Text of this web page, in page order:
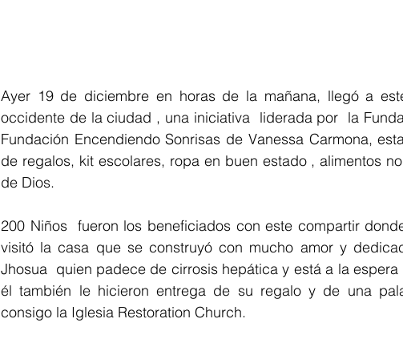
Ayer 19 de diciembre en horas de la mañana, llegó a
occidente de la ciudad , una iniciativa  liderada por  la
Fundación Encendiendo Sonrisas de Vanessa Carmona,
de regalos, kit escolares, ropa en buen estado , alimentos
de Dios.
200 Niños  fueron los beneficiados con este compartir
visitó la casa que se construyó con mucho amor y
Jhosua  quien padece de cirrosis hepática y está a la
él también le hicieron entrega de su regalo y de una
consigo la Iglesia Restoration Church.